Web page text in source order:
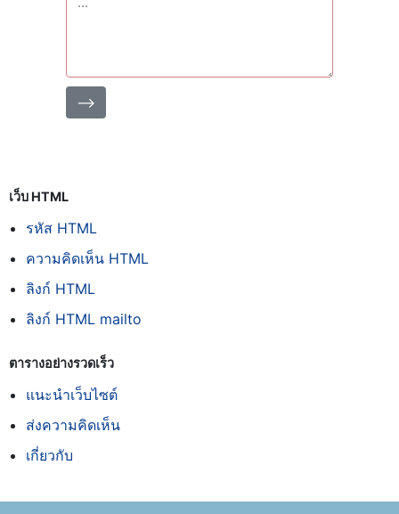
⟶
เว็บ HTML
รหัส HTML
ความคิดเห็น HTML
ลิงก์ HTML
ลิงก์ HTML mailto
ตารางอย่างรวดเร็ว
แนะนำเว็บไซต์
ส่งความคิดเห็น
เกี่ยวกับ